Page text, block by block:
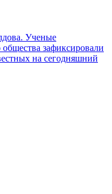
Ученые
зафиксировали
на сегодняшний